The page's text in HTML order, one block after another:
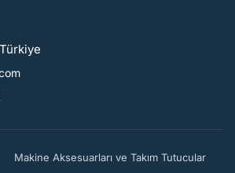
Makine Aksesuarları ve Takım Tutucular